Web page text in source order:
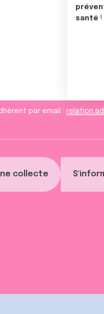
collecte
santé !
par email :